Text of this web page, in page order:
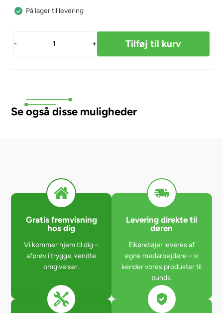
På lager til levering
- +
Se også disse muligheder
Gratis fremvisning
hos dig
Vi kommer hjem til dig –
afprøv i trygge, kendte
omgivelser.
Levering direkte til
døren
Elkøretøjer leveres af
egne medarbejdere – vi
kender vores produkter til
bunds.